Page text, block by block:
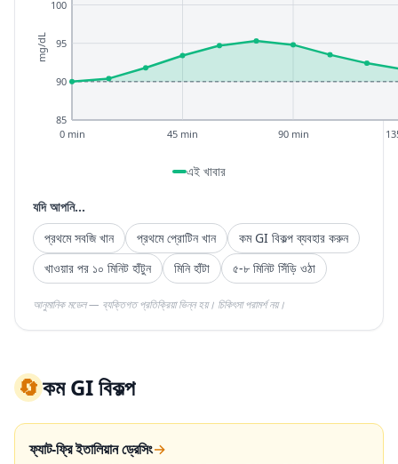
85
90
95
100
0 min 45 min 90 min
mg/dL
এই খাবার
যদি আপনি...
প্রথমে সবজি খান
প্রথমে প্রোটিন খান
কম GI বিকল্প ব্যবহার করুন
খাওয়ার পর ১০ মিনিট হাঁটুন
মিনি হাঁটা ৫-৮ মিনিট সিঁড়ি ওঠা
আনুমানিক মডেল — ব্যক্তিগত প্রতিক্রিয়া ভিন্ন হয়। চিকিৎসা পরামর্শ নয়।
🔄কম GI বিকল্প
ফ্যাট-ফ্রি ইতালিয়ান ড্রেসিং→